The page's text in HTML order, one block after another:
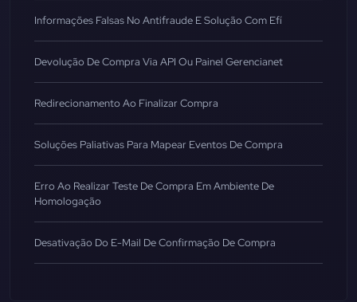
Informações Falsas No Antifraude E Solução Com Efí
Devolução De Compra Via API Ou Painel Gerencianet
Redirecionamento Ao Finalizar Compra
Soluções Paliativas Para Mapear Eventos De Compra
Erro Ao Realizar Teste De Compra Em Ambiente De
Homologação
Desativação Do E-Mail De Confirmação De Compra